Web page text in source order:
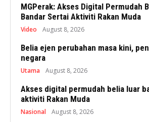
MGPerak: Akses Digital Permudah
Bandar Sertai Aktiviti Rakan Muda
Video August 8, 2026
Belia ejen perubahan masa kini,
negara
Utama August 8, 2026
Akses digital permudah belia luar
aktiviti Rakan Muda
Nasional August 8, 2026